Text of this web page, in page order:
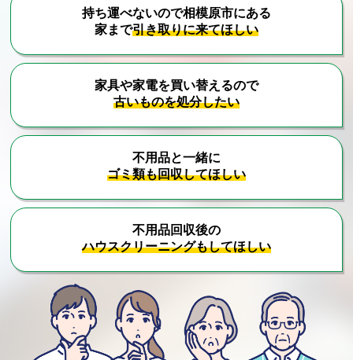
持ち運べないので相模原市にある
家まで引き取りに来てほしい
家具や家電を買い替えるので
古いものを処分したい
不用品と一緒に
ゴミ類も回収してほしい
不用品回収後の
ハウスクリーニングもしてほしい